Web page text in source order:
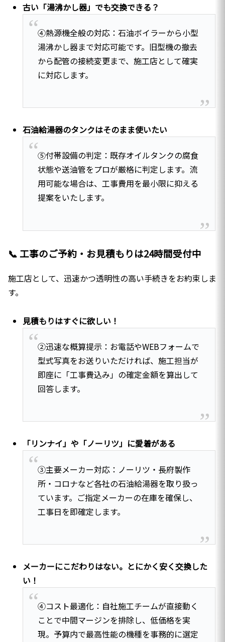
古い「湯沸かし器」でも交換できる？
④熱源機全般の対応：石油ボイラーから小型
湯沸かし器まで対応可能です。旧型機の撤去
から配管の接続変更まで、施工店として確実
に対応します。
石油給湯器のタンクはそのまま使いたい
⑤付帯設備の判定：既存オイルタンクの腐食
状態や送油管をプロが厳格に判定します。流
用可能な場合は、工事費用を最小限に抑える
提案をいたします。
📞 工事のご予約・お見積もりは24時間受付中
施工店として、迅速かつ透明性の高い手続きをお約束しま
す。
見積もりはすぐに欲しい！
②迅速な概算提示：お電話やWEBフォームで
型式写真をお送りいただければ、施工担当が
即座に「工事費込み」の確定金額を算出して
回答します。
「リンナイ」や「ノーリツ」に愛着がある
③主要メーカー対応：ノーリツ・長府製作
所・コロナなど各社の石油給湯器を取り扱っ
ています。ご指定メーカーの在庫を確保し、
工事日を即確定します。
メーカーにこだわりはない。とにかく安く交換した
い！
④コスト最適化：自社施工チームが直接動く
ことで中間マージンを排除し、低価格を実
現。予算内で最高性能の機種を事務的に選定